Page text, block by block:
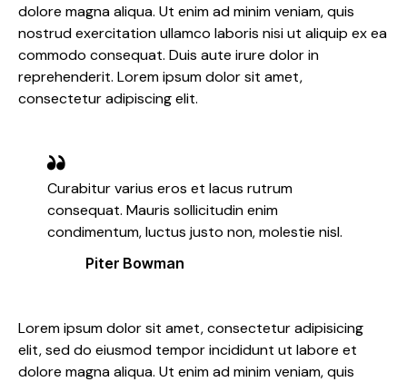
dolore magna aliqua. Ut enim ad minim veniam, quis
nostrud exercitation ullamco laboris nisi ut aliquip ex ea
commodo consequat. Duis aute irure dolor in
reprehenderit. Lorem ipsum dolor sit amet,
consectetur adipiscing elit.
Curabitur varius eros et lacus rutrum
consequat. Mauris sollicitudin enim
condimentum, luctus justo non, molestie nisl.
Piter Bowman
Lorem ipsum dolor sit amet, consectetur adipisicing
elit, sed do eiusmod tempor incididunt ut labore et
dolore magna aliqua. Ut enim ad minim veniam, quis